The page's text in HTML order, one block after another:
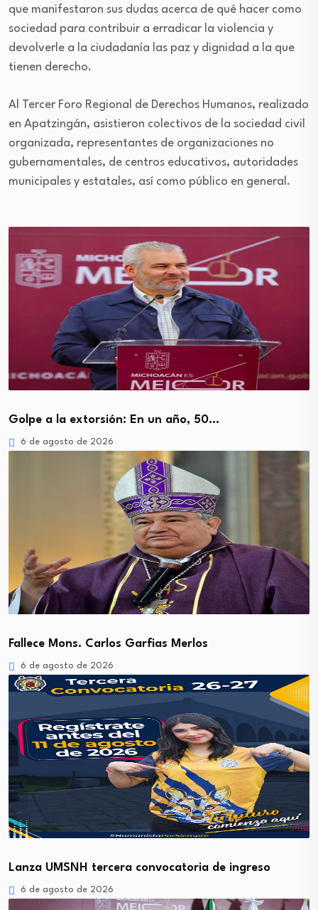
que manifestaron sus dudas acerca de qué hacer como
sociedad para contribuir a erradicar la violencia y
devolverle a la ciudadanía las paz y dignidad a la que
tienen derecho.
Al Tercer Foro Regional de Derechos Humanos, realizado
en Apatzingán, asistieron colectivos de la sociedad civil
organizada, representantes de organizaciones no
gubernamentales, de centros educativos, autoridades
municipales y estatales, así como público en general.
Golpe a la extorsión: En un año, 50…
6 de agosto de 2026
Fallece Mons. Carlos Garfias Merlos
6 de agosto de 2026
Lanza UMSNH tercera convocatoria de ingreso
6 de agosto de 2026